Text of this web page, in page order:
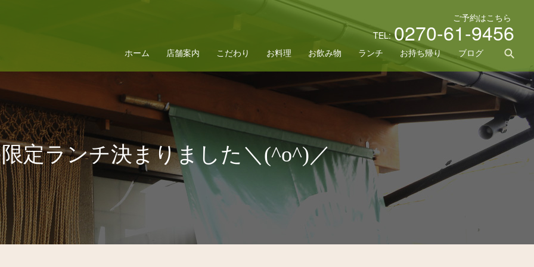
ホーム 店舗案内 こだわり お料理 お飲み物 ランチ お持ち帰り ブログ
ご予約はこちら
TEL: 0270-61-9456
定ランチ決まりました＼(^o^)／